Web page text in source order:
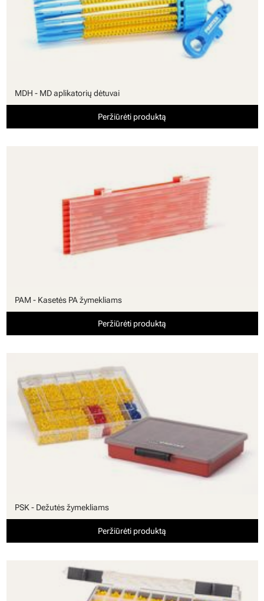
MDH - MD aplikatorių dėtuvai
Peržiūrėti produktą
PAM - Kasetės PA žymekliams
Peržiūrėti produktą
PSK - Dežutės žymekliams
Peržiūrėti produktą